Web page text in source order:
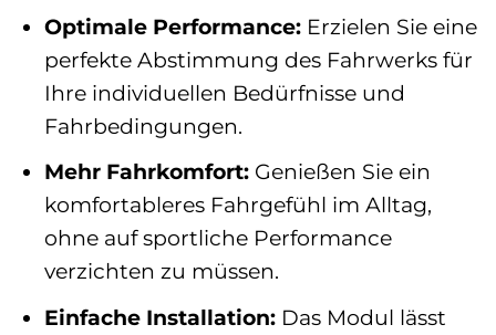
Optimale Performance:Erzielen Sie eine
perfekte Abstimmung des Fahrwerks für
Ihre individuellen Bedürfnisse und
Fahrbedingungen.
Mehr Fahrkomfort:Genießen Sie ein
komfortableres Fahrgefühl im Alltag,
ohne auf sportliche Performance
verzichten zu müssen.
Einfache Installation:Das Modul lässt